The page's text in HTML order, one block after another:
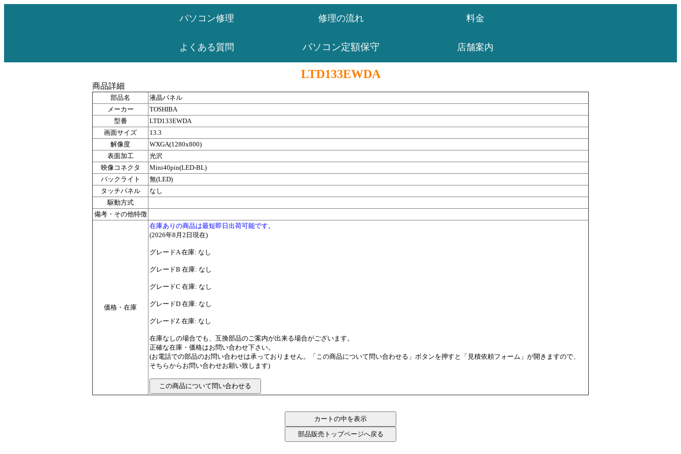
パソコン修理 修理の流れ 料金
よくある質問 パソコン定額保守 店舗案内
LTD133EWDA
商品詳細
部品名
液晶パネル
メーカー
TOSHIBA
型番
LTD133EWDA
画面サイズ
13.3
解像度
WXGA(1280x800)
表面加工
光沢
映像コネクタ
Mini40pin(LED-BL)
バックライト
無(LED)
タッチパネル
なし
駆動方式
備考・その他特徴
価格・在庫
在庫ありの商品は最短即日出荷可能です。
(2026年8月2日現在)
グレードA 在庫: なし
グレードB 在庫: なし
グレードC 在庫: なし
グレードD 在庫: なし
グレードZ 在庫: なし
在庫なしの場合でも、互換部品のご案内が出来る場合がございます。
正確な在庫・価格はお問い合わせ下さい。
(お電話での部品のお問い合わせは承っておりません。「この商品について問い合わせる」ボタンを押すと「見積依頼フォーム」が開きますので、
そちらからお問い合わせお願い致します)